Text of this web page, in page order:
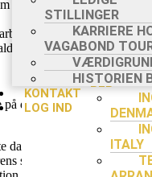
STILLINGER
KARRIERE
VAGABOND
HISTORIEN
KONTAKT
LOG IND
B2B
ITALY
er åben uden for
i Vagabond Tours.
væk – når du er afsted
denne tur.
dag er en ankomstdag.
startsted (med offentlig